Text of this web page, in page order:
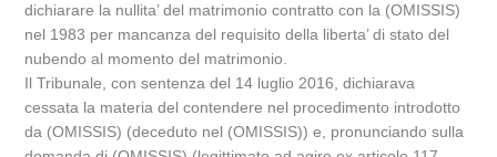
dichiarare la nullita’ del matrimonio contratto con la (OMISSIS)
nel 1983 per mancanza del requisito della liberta’ di stato del
nubendo al momento del matrimonio.
Il Tribunale, con sentenza del 14 luglio 2016, dichiarava
cessata la materia del contendere nel procedimento introdotto
da (OMISSIS) (deceduto nel (OMISSIS)) e, pronunciando sulla